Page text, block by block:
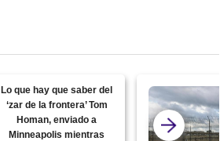
Lo que hay que saber del
‘zar de la frontera’ Tom
Homan, enviado a
Minneapolis mientras